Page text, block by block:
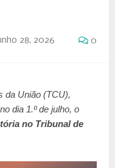
28, 2026 0
da União (TCU),
dia 1.º de julho, o
no Tribunal de